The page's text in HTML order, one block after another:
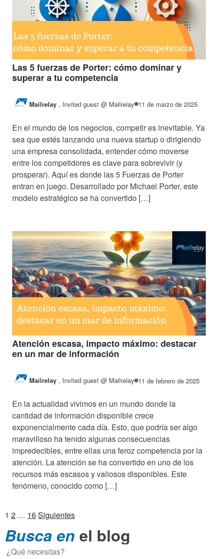
Las 5 fuerzas de Porter: cómo dominar y
superar a tu competencia
Mailrelay , Invited guest @ Mailrelay 11 de marzo de 2025
En el mundo de los negocios, competir es inevitable. Ya
sea que estés lanzando una nueva startup o dirigiendo
una empresa consolidada, entender cómo moverse
entre los competidores es clave para sobrevivir (y
prosperar). Aquí es donde las 5 Fuerzas de Porter
entran en juego. Desarrollado por Michael Porter, este
modelo estratégico se ha convertido […]
Atención escasa, impacto máximo: destacar
en un mar de información
Mailrelay , Invited guest @ Mailrelay 11 de febrero de 2025
En la actualidad vivimos en un mundo donde la
cantidad de información disponible crece
exponencialmente cada día. Esto, que podría ser algo
maravilloso ha tenido algunas consecuencias
impredecibles, entre ellas una feroz competencia por la
atención. La atención se ha convertido en uno de los
recursos más escasos y valiosos disponibles. Este
fenómeno, conocido como […]
Paginación
de
1 2 … 16Siguientes
Busca en el blog
Buscar